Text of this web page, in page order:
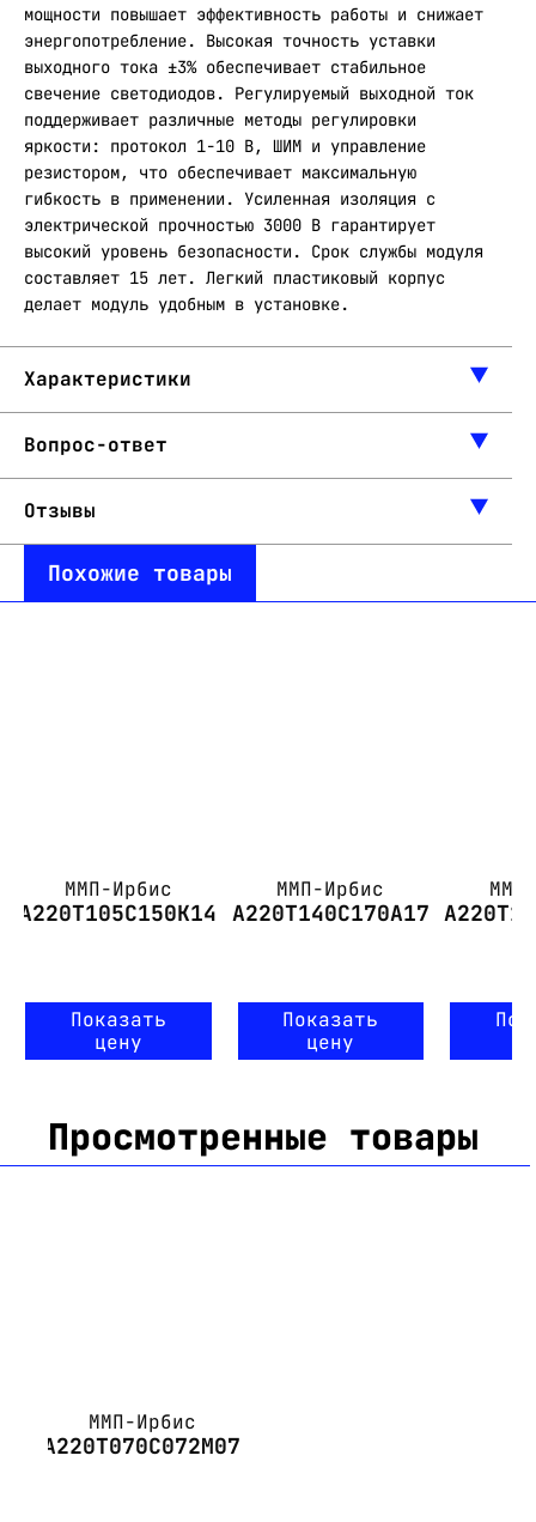
мощности повышает эффективность работы и снижает
энергопотребление. Высокая точность уставки
выходного тока ±3% обеспечивает стабильное
свечение светодиодов. Регулируемый выходной ток
поддерживает различные методы регулировки
яркости: протокол 1-10 В, ШИМ и управление
резистором, что обеспечивает максимальную
гибкость в применении. Усиленная изоляция с
электрической прочностью 3000 В гарантирует
высокий уровень безопасности. Срок службы модуля
составляет 15 лет. Легкий пластиковый корпус
делает модуль удобным в установке.
Характеристики
Вопрос-ответ
Отзывы
Похожие товары
ММП-Ирбис
А220Т105С150К14
Показать
цену
ММП-Ирбис
А220Т140С170А17
Показать
цену
Просмотренные товары
ММП-Ирбис
А220Т070С072М07